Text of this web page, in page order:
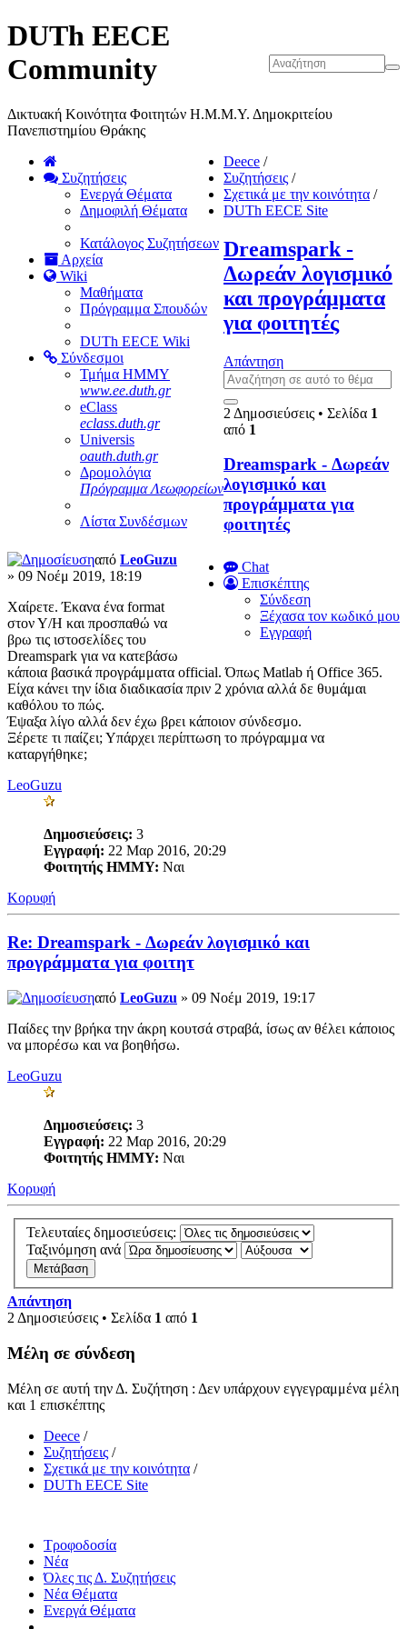
DUTh EECE
Community
Δικτυακή Κοινότητα Φοιτητών Η.Μ.Μ.Υ. Δημοκριτείου
Πανεπιστημίου Θράκης
Συζητήσεις
Ενεργά Θέματα
Δημοφιλή Θέματα
Κατάλογος Συζητήσεων
Αρχεία
Wiki
Μαθήματα
Πρόγραμμα Σπουδών
DUTh EECE Wiki
Σύνδεσμοι
Τμήμα ΗΜΜΥ
www.ee.duth.gr
eClass
eclass.duth.gr
Universis
oauth.duth.gr
Δρομολόγια
Πρόγραμμα Λεωφορείων
Λίστα Συνδέσμων
Chat
Επισκέπτης
Σύνδεση
Ξέχασα τον κωδικό μου
Εγγραφή
Deece /
Συζητήσεις /
Σχετικά με την κοινότητα /
DUTh EECE Site
Dreamspark -
Δωρεάν λογισμικό
και προγράμματα
για φοιτητές
Απάντηση
2 Δημοσιεύσεις • Σελίδα 1
από 1
Dreamspark - Δωρεάν
λογισμικό και
προγράμματα για
φοιτητές
από LeoGuzu
» 09 Νοέμ 2019, 18:19
Χαίρετε. Έκανα ένα format
στον Υ/Η και προσπαθώ να
βρω τις ιστοσελίδες του
Dreamspark για να κατεβάσω
κάποια βασικά προγράμματα official. Όπως Matlab ή Office 365.
Είχα κάνει την ίδια διαδικασία πριν 2 χρόνια αλλά δε θυμάμαι
καθόλου το πώς.
Έψαξα λίγο αλλά δεν έχω βρει κάποιον σύνδεσμο.
Ξέρετε τι παίζει; Υπάρχει περίπτωση το πρόγραμμα να
καταργήθηκε;
LeoGuzu
Δημοσιεύσεις: 3
Εγγραφή: 22 Μαρ 2016, 20:29
Φοιτητής ΗΜΜΥ: Ναι
Κορυφή
Re: Dreamspark - Δωρεάν λογισμικό και
προγράμματα για φοιτητ
από LeoGuzu » 09 Νοέμ 2019, 19:17
Παίδες την βρήκα την άκρη κουτσά στραβά, ίσως αν θέλει κάποιος
να μπορέσω και να βοηθήσω.
LeoGuzu
Δημοσιεύσεις: 3
Εγγραφή: 22 Μαρ 2016, 20:29
Φοιτητής ΗΜΜΥ: Ναι
Κορυφή
Τελευταίες δημοσιεύσεις:
Ταξινόμηση ανά
Απάντηση
2 Δημοσιεύσεις • Σελίδα 1 από 1
Μέλη σε σύνδεση
Μέλη σε αυτή την Δ. Συζήτηση : Δεν υπάρχουν εγγεγραμμένα μέλη
και 1 επισκέπτης
Deece /
Συζητήσεις /
Σχετικά με την κοινότητα /
DUTh EECE Site
Τροφοδοσία
Νέα
Όλες τις Δ. Συζητήσεις
Νέα Θέματα
Ενεργά Θέματα